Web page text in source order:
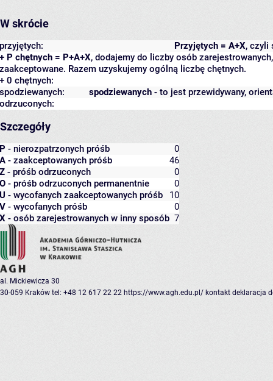
W skrócie
Przyjętych = A+X, czyli
przyjętych:
+ P chętnych = P+A+X, dodajemy do liczby osób
zaakceptowane. Razem uzyskujemy ogólną liczbę chętnych.
+ 0 chętnych:
spodziewanych - to jest przewidywany,
spodziewanych:
odrzuconych:
Szczegóły
P - nierozpatrzonych próśb
0
A - zaakceptowanych próśb
46
Z - próśb odrzuconych
0
O - próśb odrzuconych permanentnie
0
U - wycofanych zaakceptowanych próśb
10
V - wycofanych próśb
0
X - osób zarejestrowanych w inny sposób 7
al. Mickiewicza 30
30-059 Kraków tel: +48 12 617 22 22 https://www.agh.edu.pl/ kontakt deklaracja